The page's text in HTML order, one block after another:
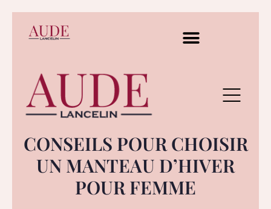
CONSEILS POUR CHOISIR
UN MANTEAU D’HIVER
POUR FEMME